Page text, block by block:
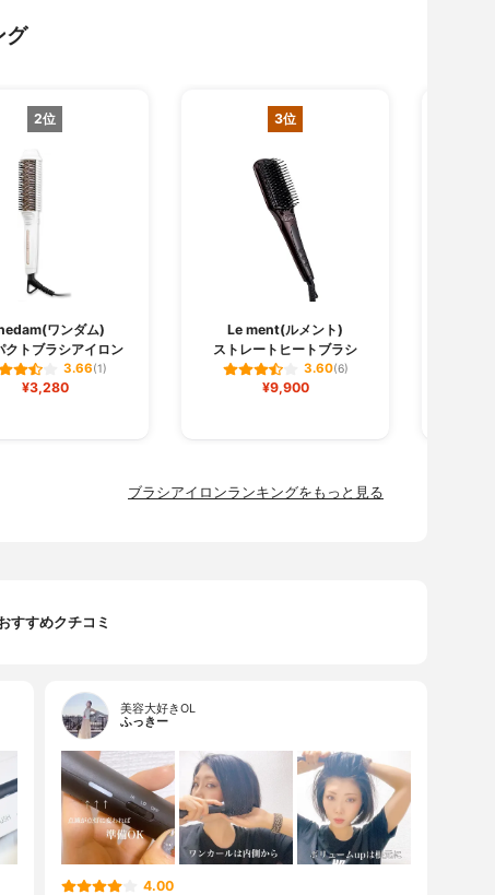
グ
2位
ワンダム)
クトブラシアイロン
3.66(1)
¥3,280
3位
Le ment(ルメント)
ストレートヒートブラシ
3.60(6)
¥9,900
ブラシアイロンランキングをもっと見る
すすめクチコミ
美容大好きOL
ふっきー
4.00